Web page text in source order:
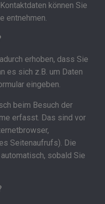
können Sie
entnehmen.
erhoben, dass Sie
es sich z.B. um Daten
eingeben.
beim Besuch der
erfasst. Das sind vor
Seitenaufrufs). Die
sobald Sie